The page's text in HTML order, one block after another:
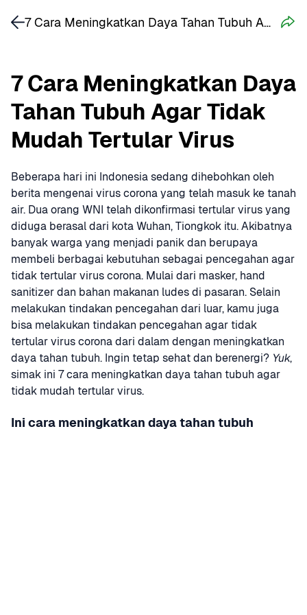
7 Cara Meningkatkan Daya
Tahan Tubuh Agar Tidak
Mudah Tertular Virus
Beberapa hari ini Indonesia sedang dihebohkan oleh
berita mengenai virus corona yang telah masuk ke tanah
air. Dua orang WNI telah dikonfirmasi tertular virus yang
diduga berasal dari kota Wuhan, Tiongkok itu. Akibatnya
banyak warga yang menjadi panik dan berupaya
membeli berbagai kebutuhan sebagai pencegahan agar
tidak tertular virus corona. Mulai dari masker, hand
sanitizer dan bahan makanan ludes di pasaran. Selain
melakukan tindakan pencegahan dari luar, kamu juga
bisa melakukan tindakan pencegahan agar tidak
tertular virus corona dari dalam dengan meningkatkan
daya tahan tubuh. Ingin tetap sehat dan berenergi? Yuk,
simak ini 7 cara meningkatkan daya tahan tubuh agar
tidak mudah tertular virus.
Ini cara meningkatkan daya tahan tubuh
7 Cara Meningkatkan Daya Tahan Tubuh Agar Tidak Mudah Tertular Virus